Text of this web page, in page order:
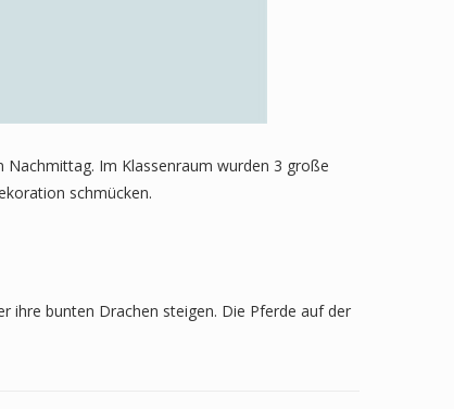
Nachmittag. Im Klassenraum wurden 3 große
schmücken.
ihre bunten Drachen steigen. Die Pferde auf der